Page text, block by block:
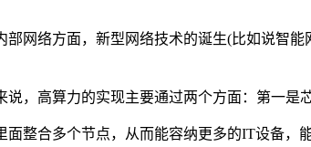
络方面，新型网络技术的诞生(比如说智能
高算力的实现主要通过两个方面：第一是
合多个节点，从而能容纳更多的IT设备，